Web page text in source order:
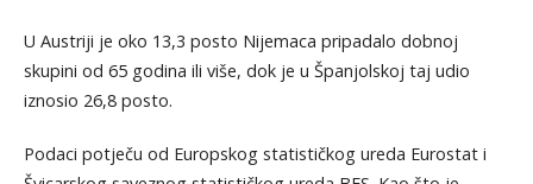
U Austriji je oko 13,3 posto Nijemaca pripadalo dobnoj
skupini od 65 godina ili više, dok je u Španjolskoj taj udio
iznosio 26,8 posto.
Podaci potječu od Europskog statističkog ureda Eurostat i